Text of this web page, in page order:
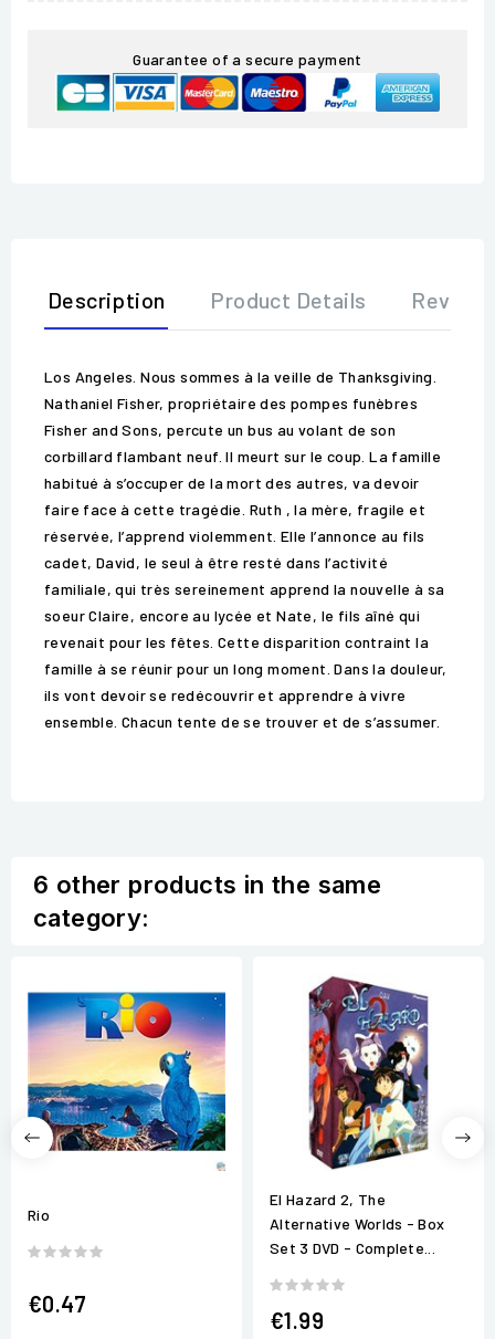
Guarantee of a secure payment
Description Product Details
Los Angeles. Nous sommes à la veille de Thanksgiving.
Nathaniel Fisher, propriétaire des pompes funèbres
Fisher and Sons, percute un bus au volant de son
corbillard flambant neuf. Il meurt sur le coup. La famille
habitué à s’occuper de la mort des autres, va devoir
faire face à cette tragédie. Ruth , la mère, fragile et
réservée, l’apprend violemment. Elle l’annonce au fils
cadet, David, le seul à être resté dans l’activité
familiale, qui très sereinement apprend la nouvelle à sa
soeur Claire, encore au lycée et Nate, le fils aîné qui
revenait pour les fêtes. Cette disparition contraint la
famille à se réunir pour un long moment. Dans la douleur,
ils vont devoir se redécouvrir et apprendre à vivre
ensemble. Chacun tente de se trouver et de s’assumer.
6 other products in the same
category:
Rio
€0.47
El Hazard 2, The
Alternative Worlds - Box
Set 3 DVD - Complete...
€1.99